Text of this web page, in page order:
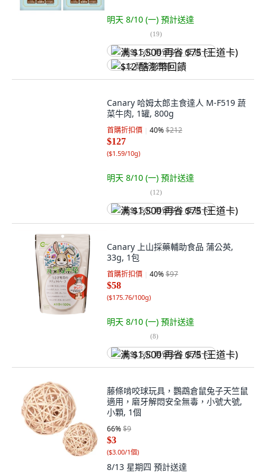
明天 8/10 (一) 預計送達
(19)
满 $1,500 再省 $75 (王道卡)
$12 酷澎幣回饋
Canary 哈姆太郎主食達人 M-F519 蔬
菜牛肉, 1罐, 800g
首購折扣價 40%$212
$127
($1.59/10g)
明天 8/10 (一) 預計送達
(12)
满 $1,500 再省 $75 (王道卡)
Canary 上山採藥輔助食品 蒲公英,
33g, 1包
首購折扣價 40%$97
$58
($175.76/100g)
明天 8/10 (一) 預計送達
(8)
满 $1,500 再省 $75 (王道卡)
藤條啃咬球玩具，鸚鵡倉鼠兔子天竺鼠
適用，磨牙解悶安全無毒，小號大號,
小顆, 1個
66%$9
$3
($3.00/1個)
8/13 星期四 預計送達